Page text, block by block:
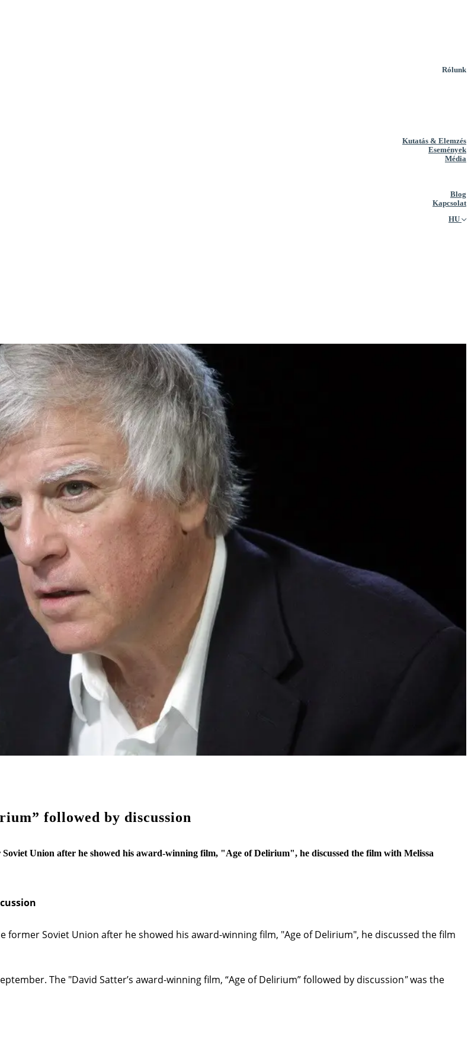
Rólunk
Kutatás & Elemzés
Események
Média
Blog
Kapcsolat
HU
followed by discussion
Union after he showed his award-winning film, "Age of Delirium", he discussed the film with Melissa
former Soviet Union after he showed his award-winning film, "Age of Delirium", he discussed the film
The "David Satter’s award-winning film, “Age of Delirium” followed by discussion"was the